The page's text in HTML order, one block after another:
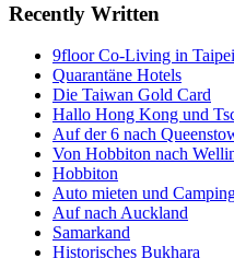
Recently Written
9floor Co-Living in Taipei
Quarantäne Hotels
Die Taiwan Gold Card
Hallo Hong Kong und
Auf der 6 nach
Von Hobbiton nach
Hobbiton
Auto mieten und
Auf nach Auckland
Samarkand
Historisches Bukhara